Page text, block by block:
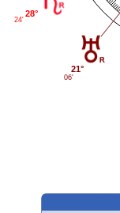
28°
24'
21°
06'